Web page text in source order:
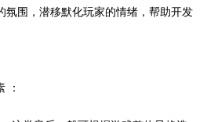
氛围，潜移默化玩家的情绪，帮助开发
：